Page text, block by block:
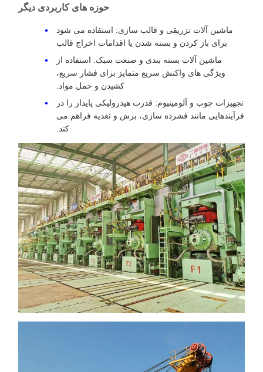
حوزه های کاربردی دیگر
ماشین آلات تزریقی و قالب سازی: استفاده می شود
برای باز کردن و بسته شدن یا اقدامات اخراج قالب
ماشین آلات بسته بندی و صنعت سبک: استفاده از
ویژگی های واکنش سریع متمایز برای فشار سریع،
کشیدن و حمل مواد.
تجهیزات چوب و آلومینیوم: قدرت هیدرولیکی پایدار را در
فرآیندهایی مانند فشرده سازی، برش و تغذیه فراهم می